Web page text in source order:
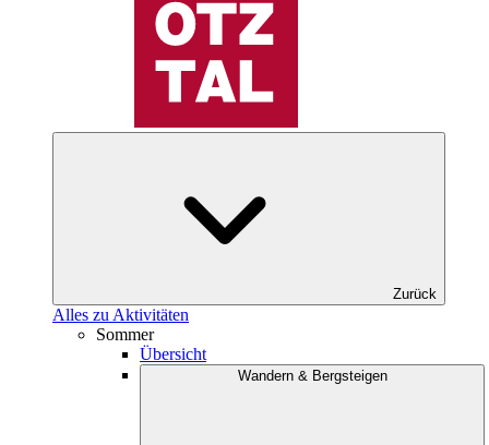
Zurück
Alles zu Aktivitäten
Sommer
Übersicht
Wandern & Bergsteigen